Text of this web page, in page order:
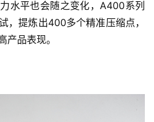
水平也会随之变化，A400系列
，提炼出400多个精准压缩点，
产品表现。